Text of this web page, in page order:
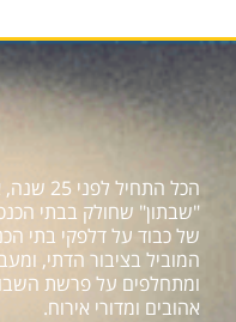
הכל
"שבתון" שחולק בבתי
של כבוד על דלפקי בתי
המוביל בציבור הדתי,
ומתחלפים על פרשת
אהובים ומדורי אירוח.